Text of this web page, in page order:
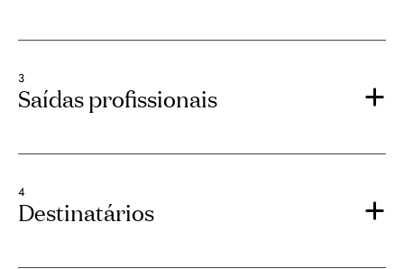
3
Saídas profissionais
4
Destinatários